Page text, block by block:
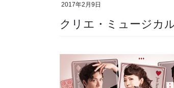
2017年2月9日
クリエ・ミュージ